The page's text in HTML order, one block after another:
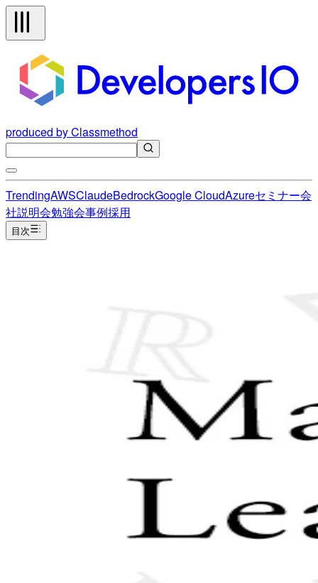
produced by Classmethod
TrendingAWSClaudeBedrockGoogle CloudAzureセミナー会
社説明会勉強会事例採用
目次